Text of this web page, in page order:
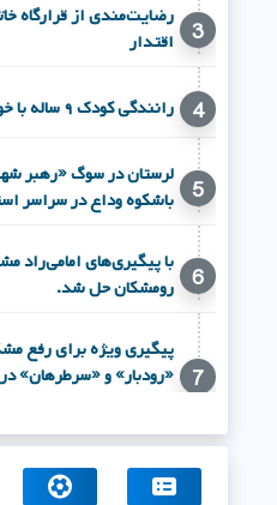
3
رضایت‌مندی از قرارگاه
اقتدار
4 رانندگی کودک ۹ ساله با خودروی خانواده در رومشکان
5
لرستان در سوگ «رهبر
باشکوه وداع در سراسر
6
با پیگیری‌های
رومشکان حل شد.
7
پیگیری ویژه برای رفع
«رودبار» و «سرطرهان»
8
فیلم/حضور باشکوه مردم
بزرگ غدیر